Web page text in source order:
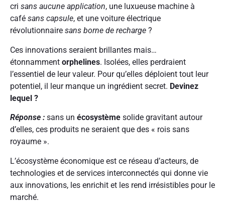
cri sans aucune application, une luxueuse machine à
café sans capsule, et une voiture électrique
révolutionnaire sans borne de recharge ?
Ces innovations seraient brillantes mais…
étonnamment orphelines. Isolées, elles perdraient
l’essentiel de leur valeur. Pour qu’elles déploient tout leur
potentiel, il leur manque un ingrédient secret. Devinez
lequel ?
Réponse : sans un écosystème solide gravitant autour
d’elles, ces produits ne seraient que des « rois sans
royaume ».
L’écosystème économique est ce réseau d’acteurs, de
technologies et de services interconnectés qui donne vie
aux innovations, les enrichit et les rend irrésistibles pour le
marché.